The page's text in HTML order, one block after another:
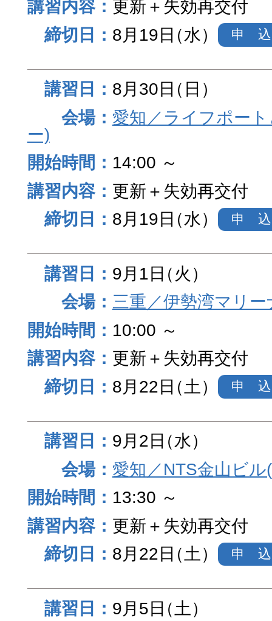
更新＋失効再交付
8月19日（水） 申 込
8月30日（日）
愛知／ライフポー
ー)
14:00 ～
更新＋失効再交付
8月19日（水） 申 込
9月1日（火）
三重／伊勢湾マリー
10:00 ～
更新＋失効再交付
8月22日（土） 申 込
9月2日（水）
愛知／NTS金山ビ
13:30 ～
更新＋失効再交付
8月22日（土） 申 込
9月5日（土）